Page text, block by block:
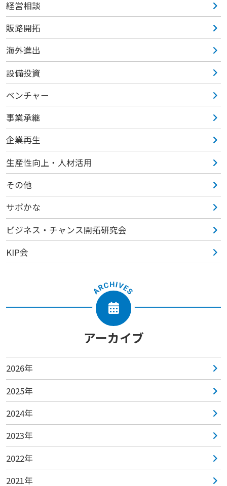
経営相談
販路開拓
海外進出
設備投資
ベンチャー
事業承継
企業再生
生産性向上・人材活用
その他
サポかな
ビジネス・チャンス開拓研究会
KIP会
アーカイブ
2026年
2025年
2024年
2023年
2022年
2021年